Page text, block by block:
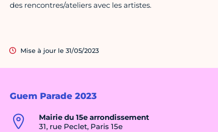
Guem Parade 2023
Mairie du 15e arrondissement
31, rue Peclet, Paris 15e
des rencontres/ateliers avec les artistes.
Mise à jour le 31/05/2023